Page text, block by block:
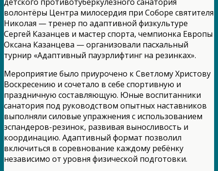
волонтёры Центра милосердия при Соборе святителя
Николая — тренер по адаптивной физкультуре
Сергей Казанцев и мастер спорта, чемпионка Европы
Оксана Казанцева — организовали пасхальный
турнир «Адаптивный пауэрлифтинг на резинках».
Мероприятие было приурочено к Светлому Христову
Воскресению и сочетало в себе спортивную и
праздничную составляющую. Юные воспитанники
санатория под руководством опытных наставников
выполняли силовые упражнения с использованием
эспандеров-резинок, развивая выносливость и
координацию. Адаптивный формат позволил
включиться в соревнование каждому ребёнку
независимо от уровня физической подготовки.